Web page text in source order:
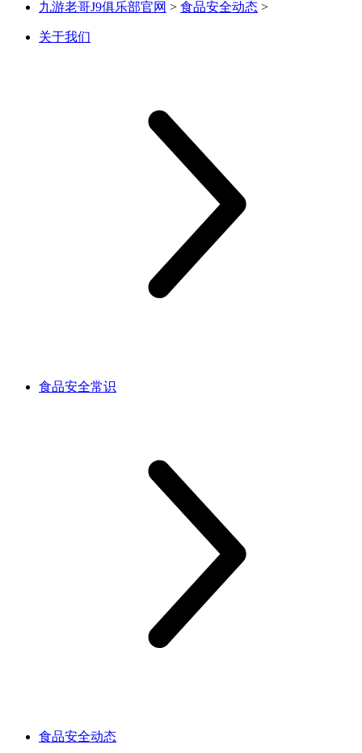
九游老哥J9俱乐部官网 > 食品安全动态 >
关于我们
食品安全常识
食品安全动态